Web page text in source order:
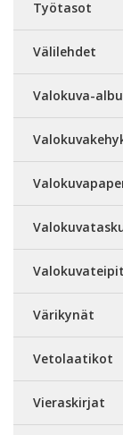
Työtasot
Välilehdet
Valokuva-
Valokuvateipit
Värikynät
Vetolaatikot
Vieraskirjat